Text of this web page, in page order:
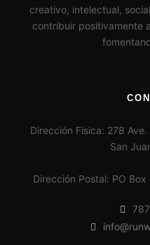
creativo, intelectual,
contribuir positivamente
Dirección Fisica: 278
San
Dirección Postal: PO